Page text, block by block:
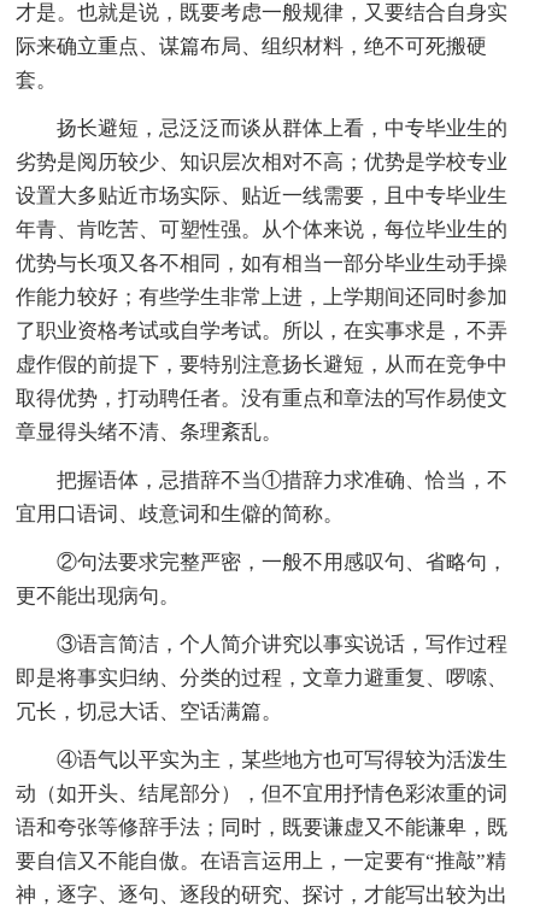
才是。也就是说，既要考虑一般规律，又要结合自身实
际来确立重点、谋篇布局、组织材料，绝不可死搬硬
套。
扬长避短，忌泛泛而谈从群体上看，中专毕业生的
劣势是阅历较少、知识层次相对不高；优势是学校专业
设置大多贴近市场实际、贴近一线需要，且中专毕业生
年青、肯吃苦、可塑性强。从个体来说，每位毕业生的
优势与长项又各不相同，如有相当一部分毕业生动手操
作能力较好；有些学生非常上进，上学期间还同时参加
了职业资格考试或自学考试。所以，在实事求是，不弄
虚作假的前提下，要特别注意扬长避短，从而在竞争中
取得优势，打动聘任者。没有重点和章法的写作易使文
章显得头绪不清、条理紊乱。
把握语体，忌措辞不当①措辞力求准确、恰当，不
宜用口语词、歧意词和生僻的简称。
②句法要求完整严密，一般不用感叹句、省略句，
更不能出现病句。
③语言简洁，个人简介讲究以事实说话，写作过程
即是将事实归纳、分类的过程，文章力避重复、啰嗦、
冗长，切忌大话、空话满篇。
④语气以平实为主，某些地方也可写得较为活泼生
动（如开头、结尾部分），但不宜用抒情色彩浓重的词
语和夸张等修辞手法；同时，既要谦虚又不能谦卑，既
要自信又不能自傲。在语言运用上，一定要有“推敲”精
神，逐字、逐句、逐段的研究、探讨，才能写出较为出